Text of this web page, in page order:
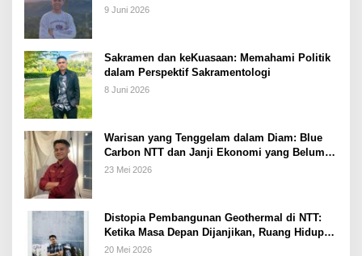
9 Juni 2026
Sakramen dan keKuasaan: Memahami Politik
dalam Perspektif Sakramentologi
8 Juni 2026
Warisan yang Tenggelam dalam Diam: Blue
Carbon NTT dan Janji Ekonomi yang Belum
Ditunaikan
23 Mei 2026
Distopia Pembangunan Geothermal di NTT:
Ketika Masa Depan Dijanjikan, Ruang Hidup
Dipertaruhkan
20 Mei 2026